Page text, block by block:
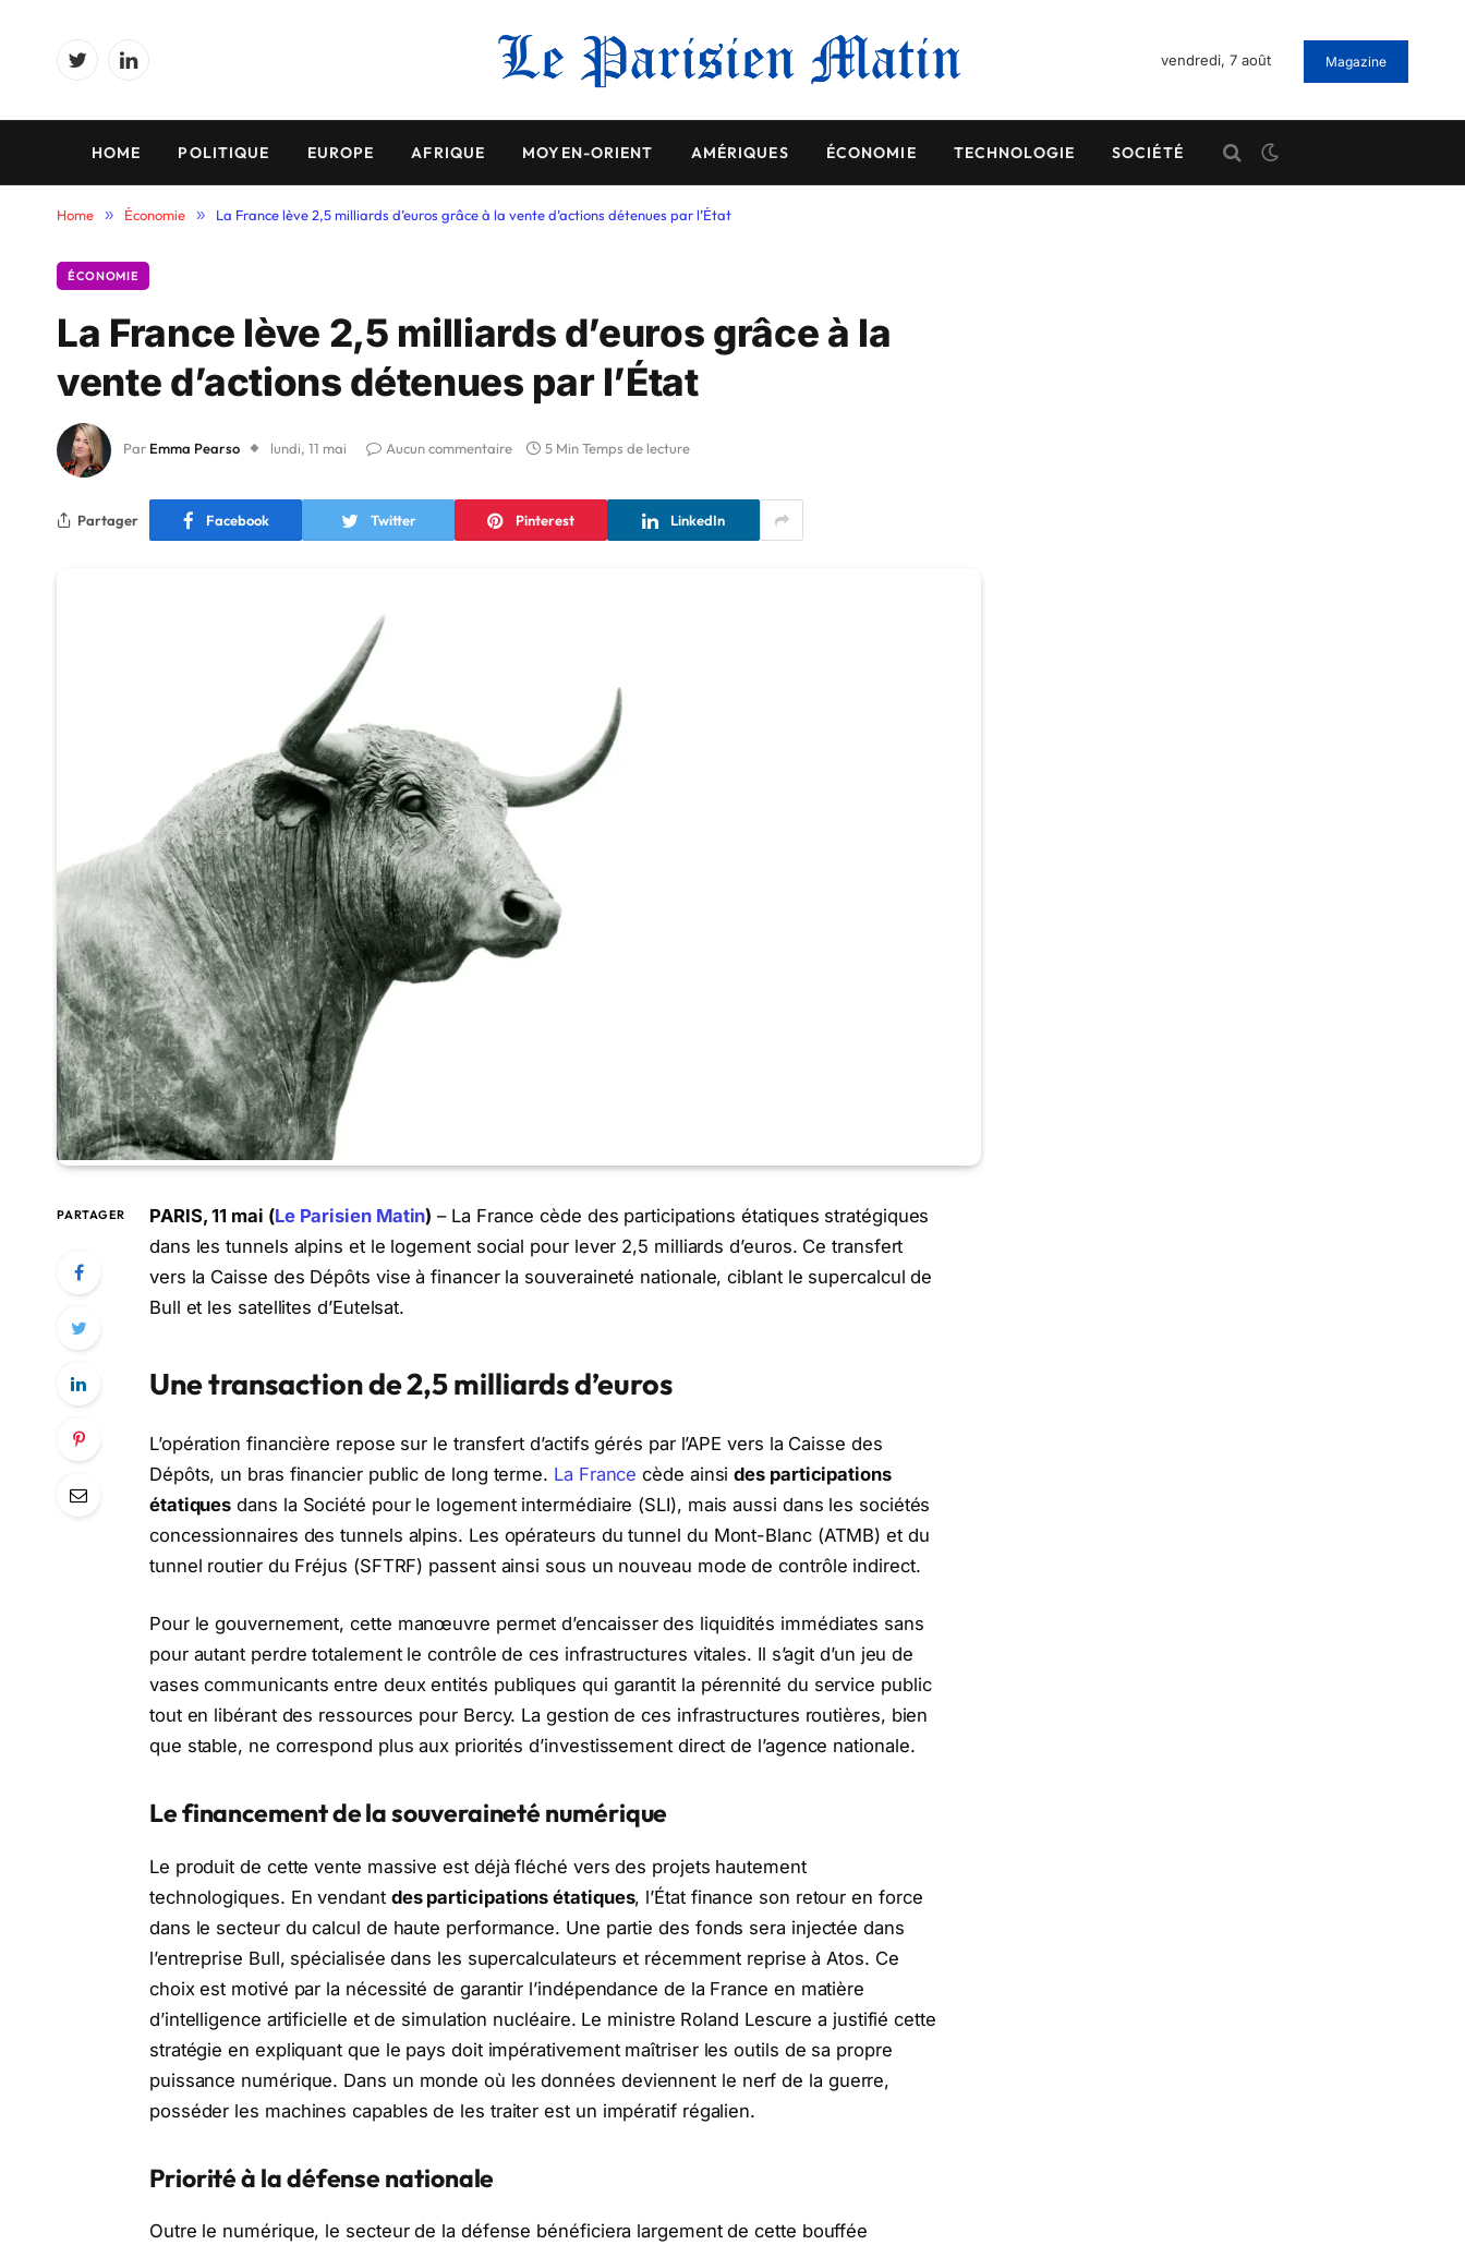
TwitterLinkedIn
vendredi, 7 août Magazine
HOME POLITIQUE EUROPE AFRIQUE MOYEN-ORIENT AMÉRIQUES ÉCONOMIE TECHNOLOGIE SOCIÉTÉ
Home » Économie » La France lève 2,5 milliards d’euros grâce à la vente d’actions détenues par l’État
ÉCONOMIE
La France lève 2,5 milliards d’euros grâce à la
vente d’actions détenues par l’État
Par Emma Pearso lundi, 11 mai Aucun commentaire 5 Min Temps de lecture
Partager Facebook Twitter Pinterest LinkedIn
PARTAGER PARIS, 11 mai (Le Parisien Matin) – La France cède des participations étatiques stratégiques
dans les tunnels alpins et le logement social pour lever 2,5 milliards d’euros. Ce transfert
vers la Caisse des Dépôts vise à financer la souveraineté nationale, ciblant le supercalcul de
Bull et les satellites d’Eutelsat.
Une transaction de 2,5 milliards d’euros
L’opération financière repose sur le transfert d’actifs gérés par l’APE vers la Caisse des
Dépôts, un bras financier public de long terme. La France cède ainsides participations
étatiques dans la Société pour le logement intermédiaire (SLI), mais aussi dans les sociétés
concessionnaires des tunnels alpins. Les opérateurs du tunnel du Mont-Blanc (ATMB) et du
tunnel routier du Fréjus (SFTRF) passent ainsi sous un nouveau mode de contrôle indirect.
Pour le gouvernement, cette manœuvre permet d’encaisser des liquidités immédiates sans
pour autant perdre totalement le contrôle de ces infrastructures vitales. Il s’agit d’un jeu de
vases communicants entre deux entités publiques qui garantit la pérennité du service public
tout en libérant des ressources pour Bercy. La gestion de ces infrastructures routières, bien
que stable, ne correspond plus aux priorités d’investissement direct de l’agence nationale.
Le financement de la souveraineté numérique
Le produit de cette vente massive est déjà fléché vers des projets hautement
technologiques. En vendant des participations étatiques, l’État finance son retour en force
dans le secteur du calcul de haute performance. Une partie des fonds sera injectée dans
l’entreprise Bull, spécialisée dans les supercalculateurs et récemment reprise à Atos. Ce
choix est motivé par la nécessité de garantir l’indépendance de la France en matière
d’intelligence artificielle et de simulation nucléaire. Le ministre Roland Lescure a justifié cette
stratégie en expliquant que le pays doit impérativement maîtriser les outils de sa propre
puissance numérique. Dans un monde où les données deviennent le nerf de la guerre,
posséder les machines capables de les traiter est un impératif régalien.
Priorité à la défense nationale
Outre le numérique, le secteur de la défense bénéficiera largement de cette bouffée